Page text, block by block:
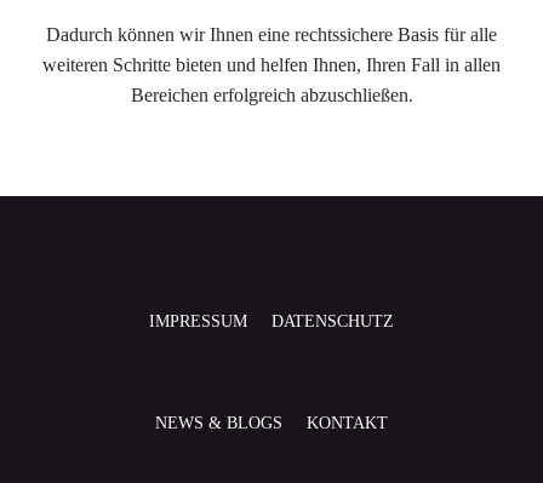
Dadurch können wir Ihnen eine rechtssichere Basis für alle
weiteren Schritte bieten und helfen Ihnen, Ihren Fall in allen
Bereichen erfolgreich abzuschließen.
IMPRESSUM DATENSCHUTZ
NEWS & BLOGS KONTAKT